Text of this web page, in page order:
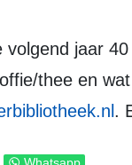
thee en
.